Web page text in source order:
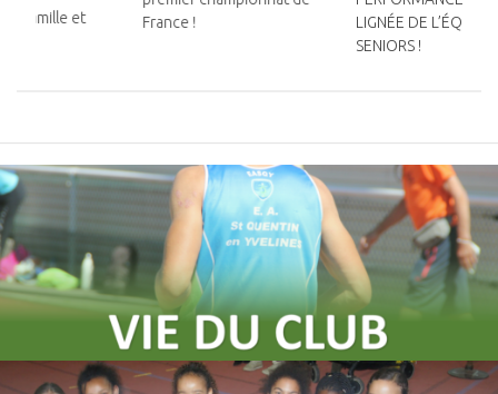
France !
LIGNÉE DE L’ÉQUIPE
SENIORS !
Camille et